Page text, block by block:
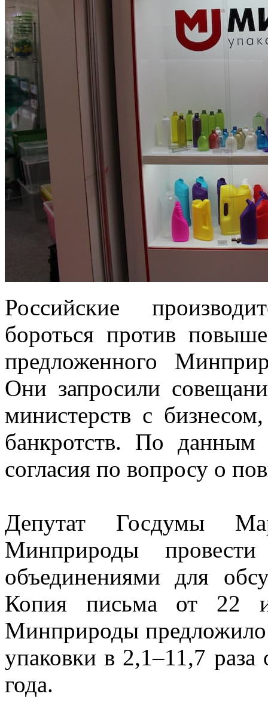
Российские
бороться против
предложенного
Они запросили
министерств с
банкротств. По данным
согласия по вопросу о
Депутат Госдумы
Минприроды
объединениями для
Копия письма от 22
Минприроды предложило
упаковки в 2,1–11,7 раза
года.